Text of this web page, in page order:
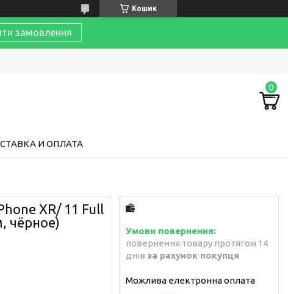
Кошик
замовлення
И ОПЛАТА
XR/ 11 Full
чёрное)
повернення товару протягом 14
днів за рахунок покупця